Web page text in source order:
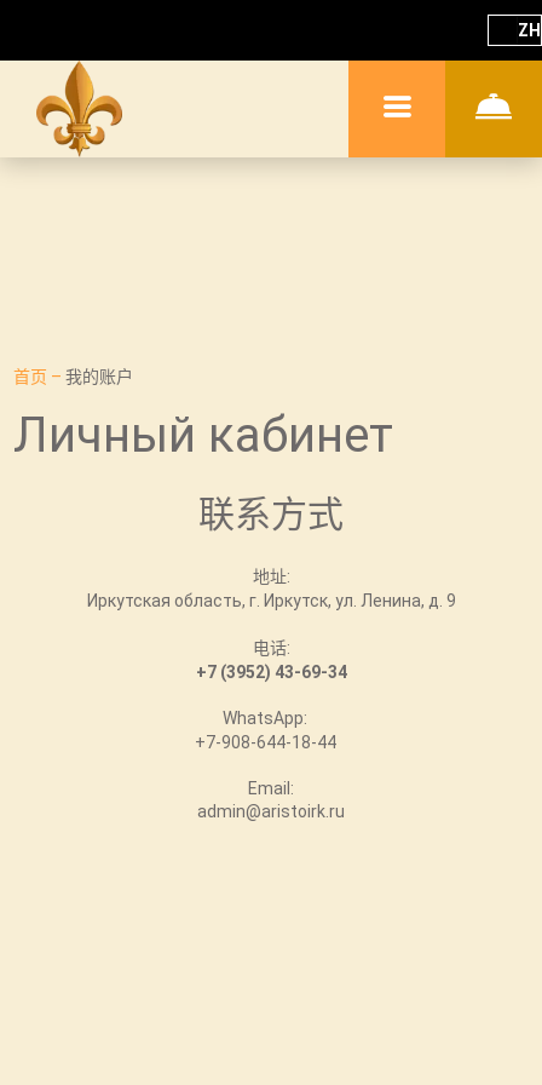
ZH
首页 –我的账户
Личный кабинет
联系方式
地址:
Иркутская область, г. Иркутск, ул. Ленина, д. 9
电话:
+7 (3952) 43-69-34
WhatsApp:
+7-908-644-18-44
Email:
admin@aristoirk.ru